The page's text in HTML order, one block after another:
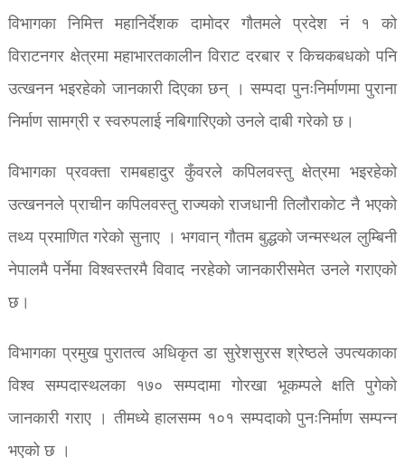
विभागका निमित्त महानिर्देशक दामोदर गौतमले प्रदेश नं १ को
विराटनगर क्षेत्रमा महाभारतकालीन विराट दरबार र किचकबधको पनि
उत्खनन भइरहेको जानकारी दिएका छन् । सम्पदा पुनःनिर्माणमा पुराना
निर्माण सामग्री र स्वरुपलाई नबिगारिएको उनले दाबी गरेको छ।
विभागका प्रवक्ता रामबहादुर कुँवरले कपिलवस्तु क्षेत्रमा भइरहेको
उत्खननले प्राचीन कपिलवस्तु राज्यको राजधानी तिलौराकोट नै भएको
तथ्य प्रमाणित गरेको सुनाए । भगवान् गौतम बुद्धको जन्मस्थल लुम्बिनी
नेपालमै पर्नेमा विश्वस्तरमै विवाद नरहेको जानकारीसमेत उनले गराएको
छ।
विभागका प्रमुख पुरातत्व अधिकृत डा सुरेशसुरस श्रेष्ठले उपत्यकाका
विश्व सम्पदास्थलका १७० सम्पदामा गोरखा भूकम्पले क्षति पुगेको
जानकारी गराए । तीमध्ये हालसम्म १०१ सम्पदाको पुनःनिर्माण सम्पन्न
भएको छ ।